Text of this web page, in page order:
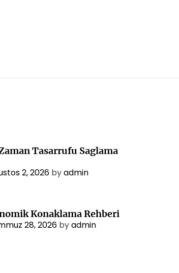
Tasarrufu Saglama
2, 2026 byadmin
Konaklama Rehberi
28, 2026 byadmin